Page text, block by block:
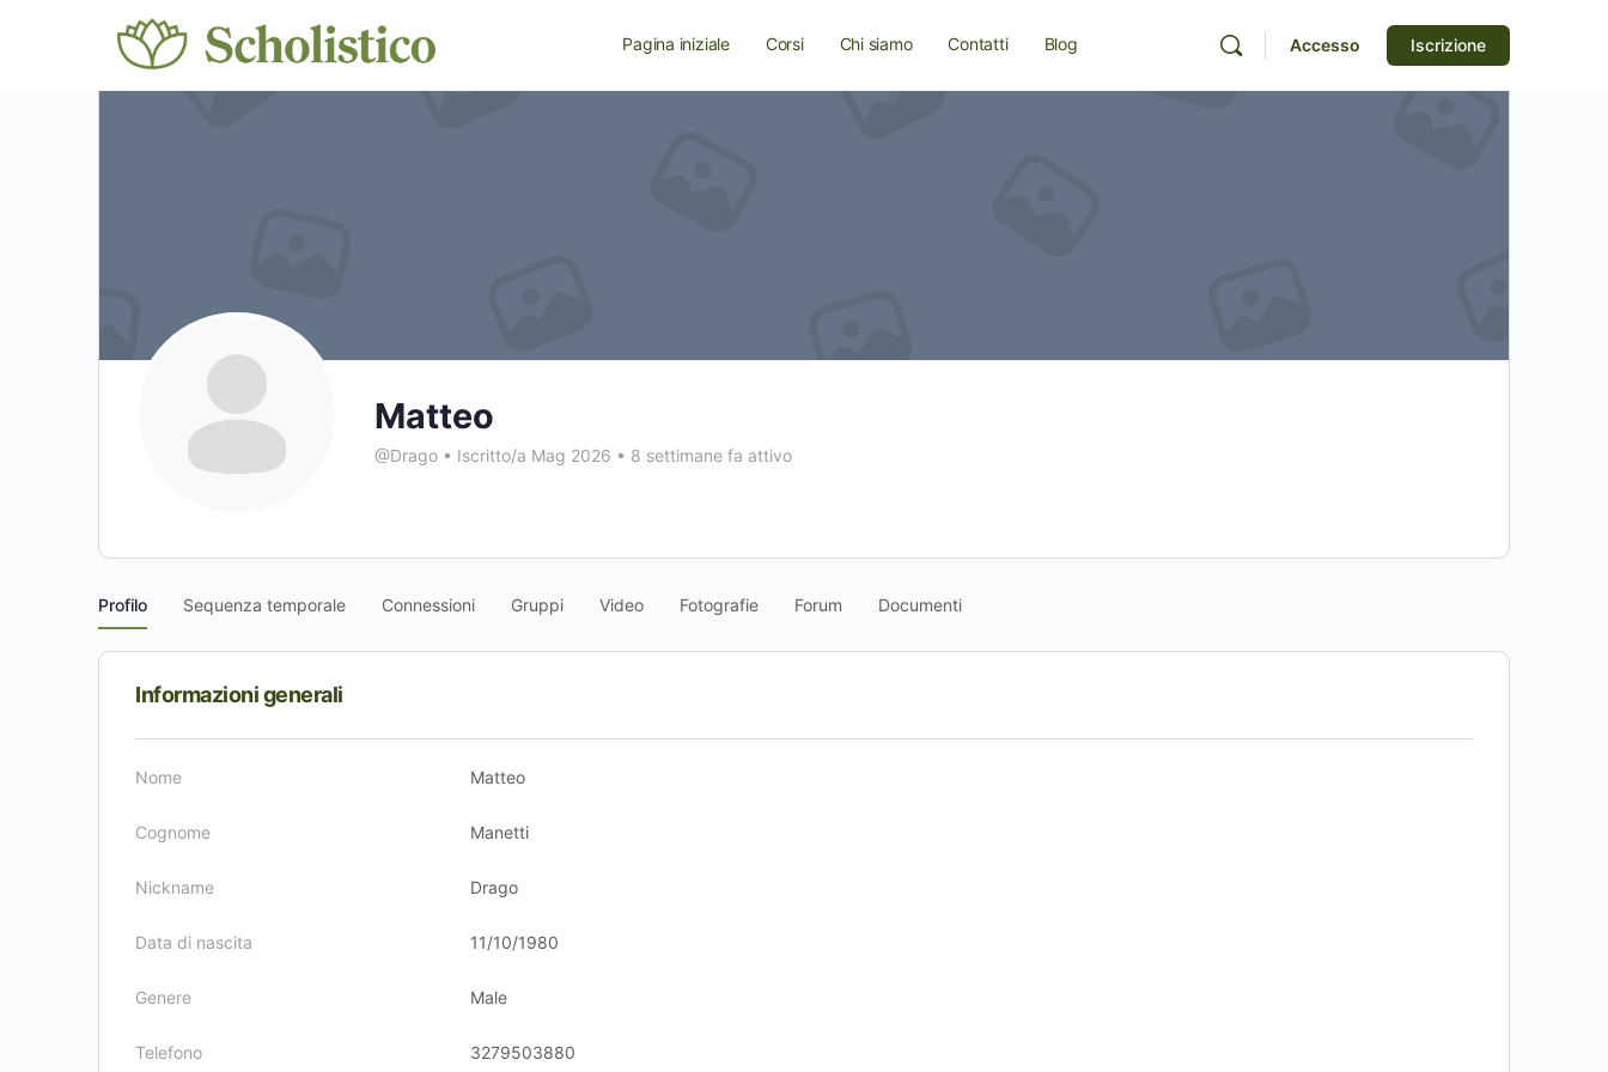
Pagina iniziale Corsi Chi siamo Contatti Blog Accesso Iscrizione
Matteo
@Drago • Iscritto/a Mag 2026 • 8 settimane fa attivo
Profilo Sequenza temporale Connessioni Gruppi Video Fotografie Forum Documenti
Informazioni generali
Nome Matteo
Cognome Manetti
Nickname Drago
Data di nascita 11/10/1980
Genere Male
Telefono 3279503880